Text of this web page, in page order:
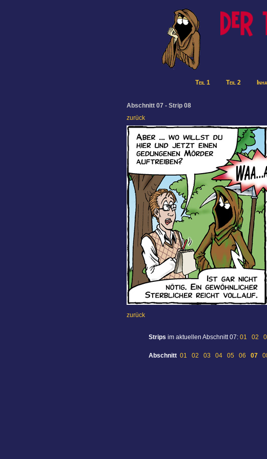
Teil 1 Teil 2
Abschnitt 07 - Strip 08
zurück
zurück
Strips im aktuellen Abschnitt 07: 01 02
Abschnitt 01 02 03 04 05 06 07